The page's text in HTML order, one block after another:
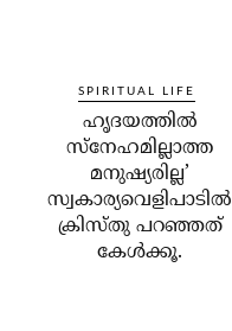
SPIRITUAL LIFE
ഹൃദയത്തില്‍
സ്‌നേഹമില്ലാത്ത
മനുഷ്യരില്ല’
സ്വകാര്യവെളിപാടില്‍
ക്രിസ്തു പറഞ്ഞത്
കേള്‍ക്കൂ.